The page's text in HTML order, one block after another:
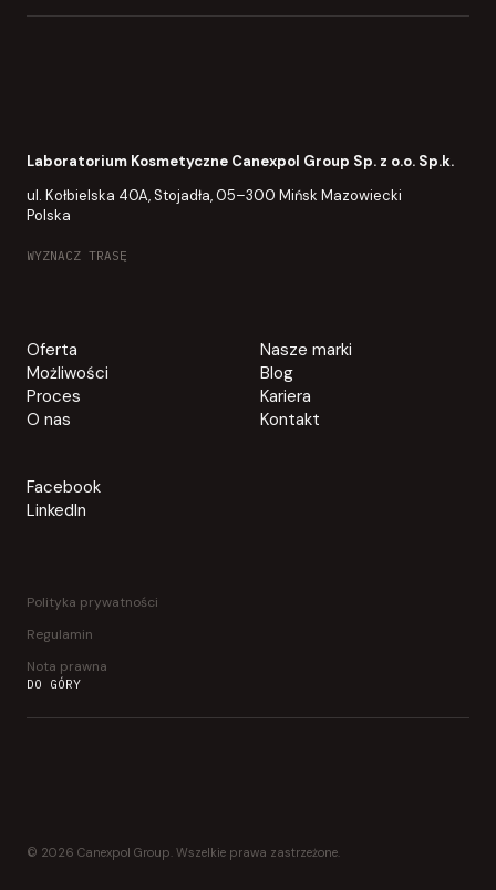
Laboratorium Kosmetyczne Canexpol Group Sp. z o.o. Sp.k.
ul. Kołbielska 40A, Stojadła, 05–300 Mińsk Mazowiecki
Polska
WYZNACZ TRASĘ
Oferta
Możliwości
Proces
O nas
Nasze marki
Blog
Kariera
Kontakt
Facebook
LinkedIn
Polityka prywatności
Regulamin
Nota prawna
DO GÓRY
© 2026 Canexpol Group. Wszelkie prawa zastrzeżone.